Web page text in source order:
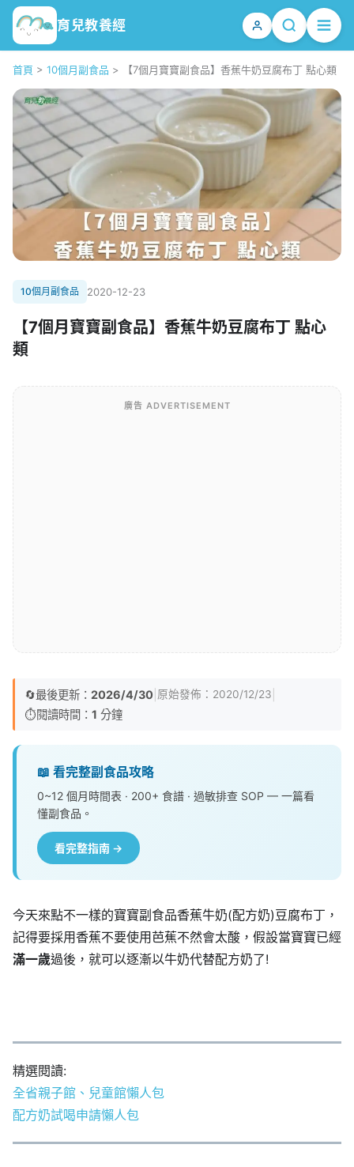
育兒教養經
首頁 > 10個月副食品 > 【7個月寶寶副食品】香蕉牛奶豆腐布丁 點心類
10個月副食品 2020-12-23
【7個月寶寶副食品】香蕉牛奶豆腐布丁 點心
類
廣告 ADVERTISEMENT
🔄最後更新： 2026/4/30 原始發佈： 2020/12/23
⏱️閱讀時間： 1 分鐘
📖 看完整副食品攻略
0~12 個月時間表 · 200+ 食譜 · 過敏排查 SOP — 一篇看
懂副食品。
看完整指南 →
今天來點不一樣的寶寶副食品香蕉牛奶(配方奶)豆腐布丁，
記得要採用香蕉不要使用芭蕉不然會太酸，假設當寶寶已經
滿一歲過後，就可以逐漸以牛奶代替配方奶了!
精選閱讀:
全省親子館、兒童館懶人包
配方奶試喝申請懶人包